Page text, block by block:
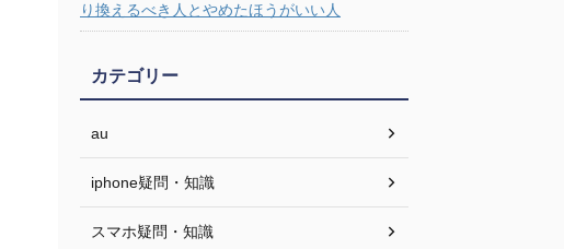
り換えるべき人とやめたほうがいい人
カテゴリー
au
iphone疑問・知識
スマホ疑問・知識